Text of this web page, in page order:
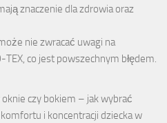
znaczenie dla zdrowia oraz
nie zwracać uwagi na
TEX, co jest powszechnym błędem.
czy bokiem – jak wybrać
i koncentracji dziecka w